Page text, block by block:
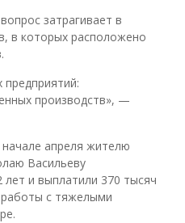
затрагивает в
в которых расположено
предприятий:
производств», —
апреля жителю
Васильеву
лет и выплатили 370 тысяч
с тяжелыми